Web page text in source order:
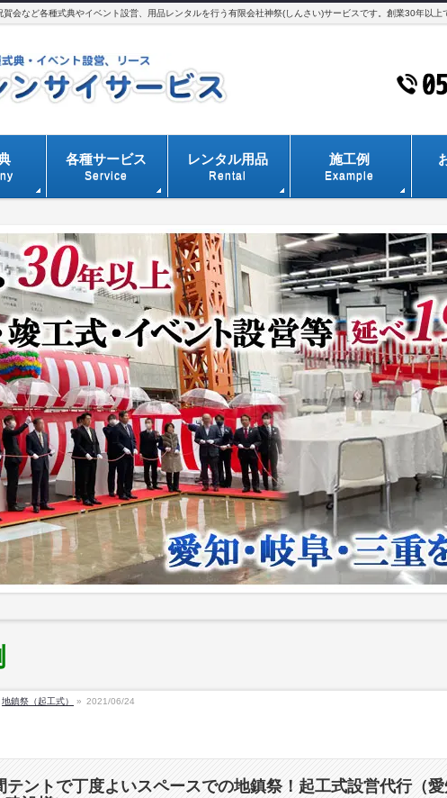
賀会など各種式典やイベント設営、用品レンタルを行う有限会社神祭(しんさい)サービスです。創業30年以
各種サービス
Service
レンタル用品
Rental
施工例
Example
地鎮祭（起工式） » 2021/06/24
テントで丁度よいスペースでの地鎮祭！起工式設営代行（